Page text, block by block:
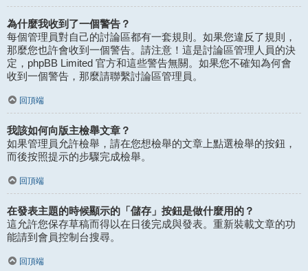
為什麼我收到了一個警告？
每個管理員對自己的討論區都有一套規則。如果您違反了規則，
那麼您也許會收到一個警告。請注意！這是討論區管理人員的決
定，phpBB Limited 官方和這些警告無關。如果您不確知為何會
收到一個警告，那麼請聯繫討論區管理員。
回頂端
我該如何向版主檢舉文章？
如果管理員允許檢舉，請在您想檢舉的文章上點選檢舉的按鈕，
而後按照提示的步驟完成檢舉。
回頂端
在發表主題的時候顯示的「儲存」按鈕是做什麼用的？
這允許您保存草稿而得以在日後完成與發表。重新裝載文章的功
能請到會員控制台搜尋。
回頂端